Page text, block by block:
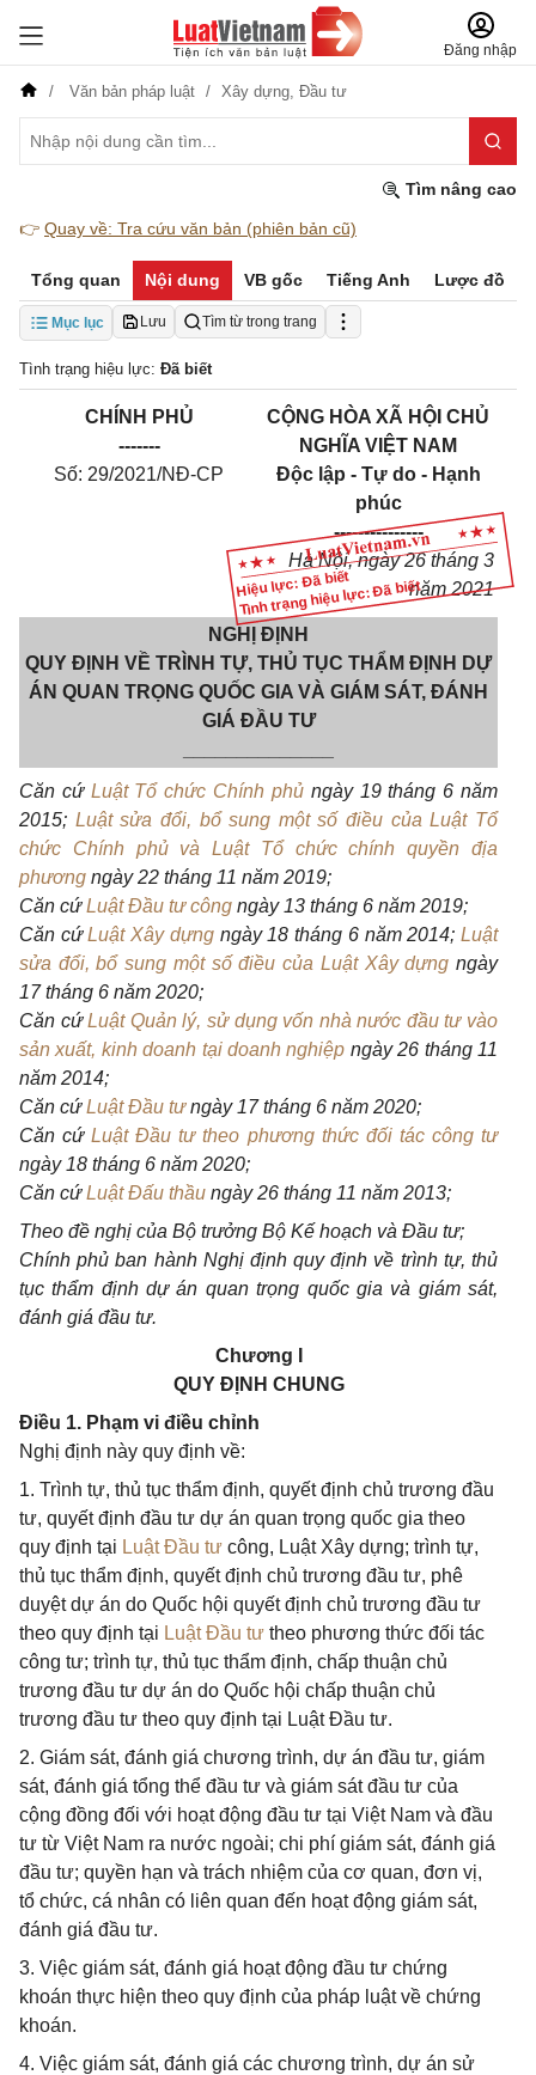
Đăng nhập
Văn bản pháp luật Xây dựng, Đầu tư
Tìm nâng cao
👉 Quay về: Tra cứu văn bản (phiên bản cũ)
Tổng quan Nội dung VB gốc Tiếng Anh Lược đồ
Mục lục Lưu Tìm từ trong trang
Tình trạng hiệu lực: Đã biết
Hiệu lực: Đã biết
Tình trạng hiệu lực: Đã biết
CHÍNH PHỦ
-------
Số: 29/2021/NĐ-CP
CỘNG HÒA XÃ HỘI CHỦ
NGHĨA VIỆT NAM
Độc lập - Tự do - Hạnh
phúc
---------------
Hà Nội, ngày26 tháng 3
năm2021
NGHỊ ĐỊNH
QUY ĐỊNH VỀ TRÌNH TỰ, THỦ TỤC THẨM ĐỊNH DỰ
ÁN QUAN TRỌNG QUỐC GIA VÀ GIÁM SÁT, ĐÁNH
GIÁ ĐẦU TƯ
Căn cứ Luật Tổ chức Chính phủ ngày 19 tháng 6 năm
2015; Luật sửa đổi, bổ sung một số điều của Luật Tổ
chức Chính phủ và Luật Tổ chức chính quyền địa
phương ngày 22 tháng 11 năm 2019;
Căn cứLuật Đầu tư công ngày 13 tháng 6 năm 2019;
Căn cứLuật Xây dựng ngày 18 tháng 6 năm 2014; Luật
sửa đổi, bổ sung một số điều của Luật Xây dựng ngày
17 tháng 6 năm 2020;
Căn cứLuật Quản lý, sử dụng vốn nhà nước đầu tư vào
sản xuất, kinh doanh tại doanh nghiệp ngày 26 tháng 11
năm 2014;
Căn cứLuật Đầu tưngày 17 tháng 6 năm 2020;
CăncứLuật Đầu tư theo phương thức đối tác công tư
ngày 18 tháng 6 năm 2020;
Căn cứLuật Đấu thầu ngày 26 tháng 11 năm 2013;
Theo đề nghị của Bộ trưởng Bộ Kế hoạch và Đầu tư;
Chính phủ ban hành Nghị định quy định về trình tự, thủ
tục thẩm định dự án quan trọng quốc gia và giám sát,
đánh giá đầu tư.
Chương I
QUY ĐỊNH CHUNG
Điều 1. Phạm vi điều chỉnh
Nghị định này quy định về:
1. Trình tự, thủ tục thẩm định, quyết định chủ trương đầu
tư, quyết định đầu tư dự án quan trọng quốc gia theo
quy định tại Luật Đầu tư công, Luật Xây dựng; trình tự,
thủ tục thẩm định, quyết định chủ trương đầu tư, phê
duyệt dự án do Quốc hội quyết định chủ trương đầu tư
theo quy định tại Luật Đầu tư theo phương thức đối tác
công tư; trình tự, thủ tục thẩm định, chấp thuận chủ
trương đầu tư dự án do Quốc hội chấp thuận chủ
trương đầu tư theo quy định tại Luật Đầu tư.
2. Giám sát, đánh giá chương trình, dự án đầu tư, giám
sát, đánh giá tổng thể đầu tư và giám sát đầu tư của
cộng đồng đối với hoạt động đầu tư tại Việt Nam và đầu
tư từ Việt Nam ra nước ngoài; chi phí giám sát, đánh giá
đầu tư; quyền hạn và trách nhiệm của cơ quan, đơn vị,
tổ chức, cá nhân có liên quan đến hoạt động giám sát,
đánh giá đầu tư.
3. Việc giám sát, đánh giá hoạt động đầu tư chứng
khoán thực hiện theo quy định của pháp luật về chứng
khoán.
4. Việc giám sát, đánh giá các chương trình, dự án sử